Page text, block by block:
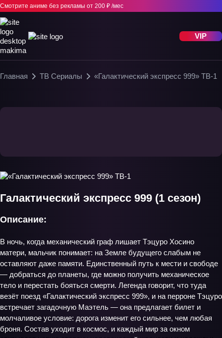
Смотрите аниме без рекламы от 200 ₽ /мес
VIP
Главная ТВ Сериалы «Галактический экспресс 999» ТВ-1
Галактический экспресс 999 (1 сезон)
Описание:
В ночь, когда механический граф лишает Тэцуро Хосино
матери, мальчик понимает: на Земле будущего слабым не
оставляют даже памяти. Единственный путь к мести и свободе
— добраться до планеты, где можно получить механическое
тело и перестать бояться смерти. Легенда говорит, что туда
везёт поезд «Галактический экспресс 999», и на перроне Тэцуро
встречает загадочную Маэтель — она предлагает билет и
молчаливое условие: дорога изменит его сильнее, чем любая
броня. Состав уходит в космос, и каждый мир за окном